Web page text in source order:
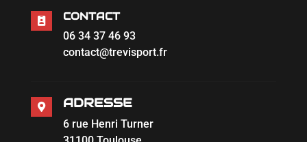

CONTACT
06 34 37 46 93
contact@trevisport.fr
 ADRESSE
6 rue Henri Turner